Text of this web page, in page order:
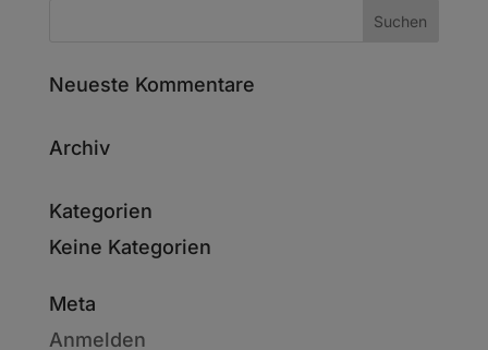
Neueste Kommentare
Archiv
Kategorien
Keine Kategorien
Meta
Anmelden